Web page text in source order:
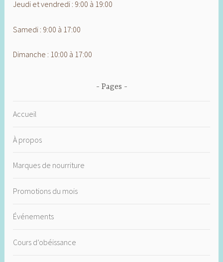
Jeudi et vendredi : 9:00 à 19:00
Samedi : 9:00 à 17:00
Dimanche : 10:00 à 17:00
Pages
Accueil
À propos
Marques de nourriture
Promotions du mois
Événements
Cours d’obéissance